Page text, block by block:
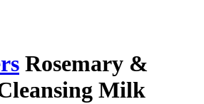
Rosemary &
Milk